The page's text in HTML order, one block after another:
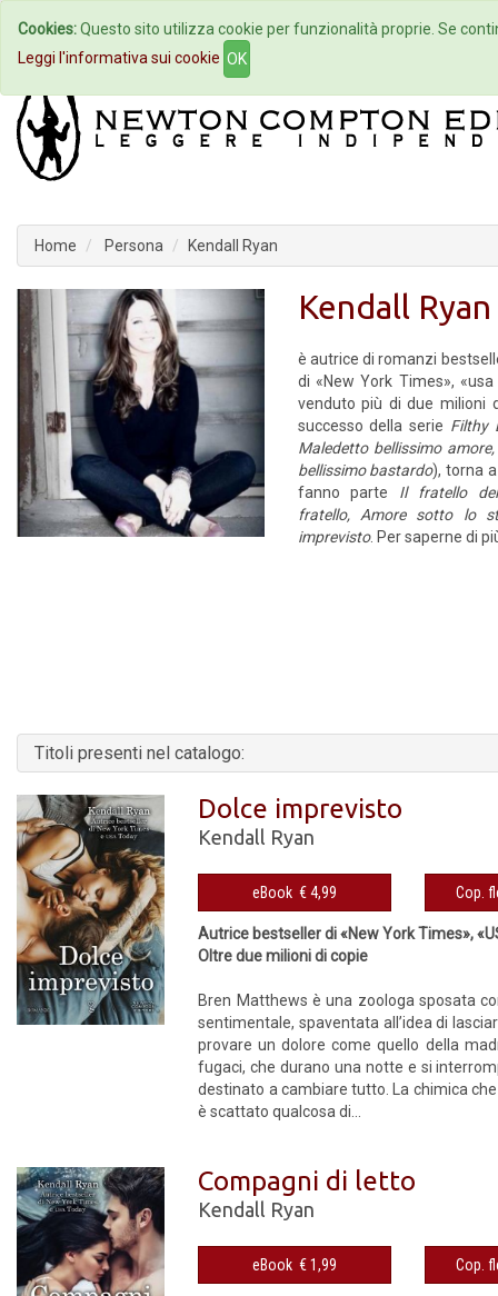
Home Autori Eventi
Home Persona Kendall Ryan
Kendall Ryan
è autrice di romanzi
di «New York Times»,
venduto più di due milioni
successo della serie Filthy
Maledetto bellissimo
bellissimo bastardo), torna
fanno parte Il fratello
fratello,
Amore sotto lo
imprevisto. Per saperne di
Titoli presenti nel catalogo:
Dolce imprevisto
Kendall Ryan
eBook € 4,99
Autrice bestseller di «New York Times»,
Oltre due milioni di copie
Bren Matthews è una zoologa sposata
sentimentale, spaventata all’idea di
provare un dolore come quello della
fugaci, che durano una notte e si
destinato a cambiare tutto. La chimica
è scattato qualcosa di...
Compagni di letto
Kendall Ryan
eBook € 1,99
Cookies:Questo sito utilizza cookie per funzionalità proprie. Se
Leggi l'informativa sui cookie OK